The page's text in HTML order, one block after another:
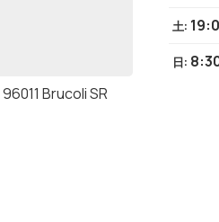
Brucoli SR
土:
日: